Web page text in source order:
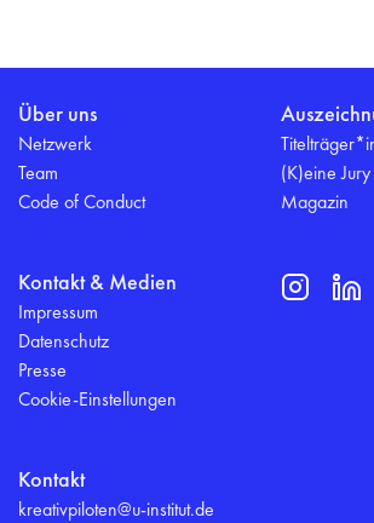
Über uns
Netzwerk
Team
Code of Conduct
(K)eine Jury
Magazin
Kontakt & Medien
Impressum
Datenschutz
Presse
Cookie-Einstellungen
Kontakt
kreativpiloten@u-institut.de